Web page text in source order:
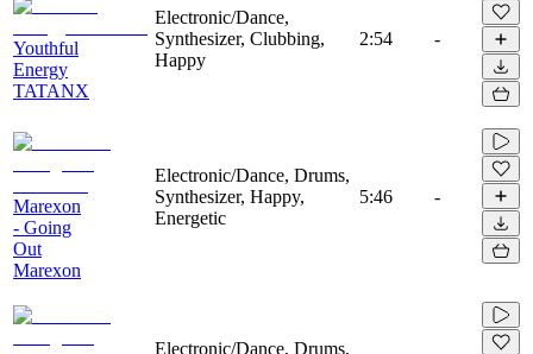
Youthful
Energy
TATANX
Electronic/Dance,
Synthesizer, Clubbing,
Happy
2:54 -
Marexon
- Going
Out
Marexon
Electronic/Dance, Drums,
Synthesizer, Happy,
Energetic
5:46 -
Electronic/Dance, Drums,